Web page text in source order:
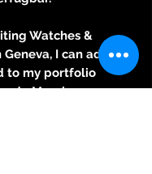
Watches &
Geneva, I can add
to my portfolio
de Mauriac